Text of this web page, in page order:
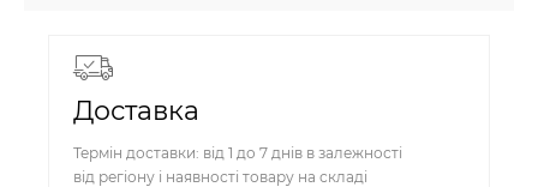
Доставка
Термін доставки: від 1 до 7 днів в залежності
від регіону і наявності товару на складі